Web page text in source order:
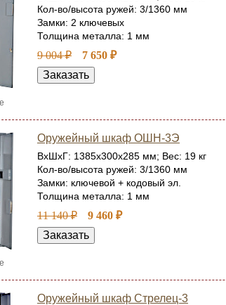
Кол-во/высота ружей: 3/1360 мм
Замки: 2 ключевых
Толщина металла: 1 мм
9 004 ₽ 7 650 ₽
Оружейный шкаф ОШН-3Э
ВхШхГ: 1385x300x285 мм; Вес: 19 кг
Кол-во/высота ружей: 3/1360 мм
Замки: ключевой + кодовый эл.
Толщина металла: 1 мм
11 140 ₽ 9 460 ₽
Оружейный шкаф Стрелец-3